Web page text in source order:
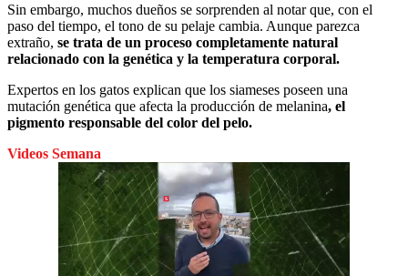
Sin embargo, muchos dueños se sorprenden al notar que, con el
paso del tiempo, el tono de su pelaje cambia. Aunque parezca
extraño, se trata de un proceso completamente natural
relacionado con la genética y la temperatura corporal.
Expertos en los gatos explican que los siameses poseen una
mutación genética que afecta la producción de melanina, el
pigmento responsable del color del pelo.
Videos Semana